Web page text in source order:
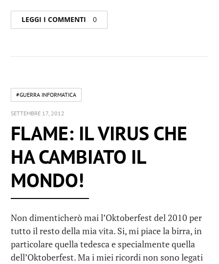
LEGGI I COMMENTI 0
#GUERRA INFORMATICA
SETTEMBRE 17, 2012
FLAME: IL VIRUS CHE
HA CAMBIATO IL
MONDO!
Non dimenticherò mai l’Oktoberfest del 2010 per
tutto il resto della mia vita. Si, mi piace la birra, in
particolare quella tedesca e specialmente quella
dell’Oktoberfest. Ma i miei ricordi non sono legati